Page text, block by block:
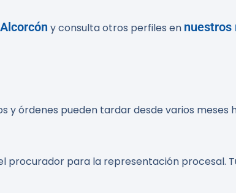
y consulta otros perfiles en nuestros
y órdenes pueden tardar desde varios meses
procurador para la representación procesal.